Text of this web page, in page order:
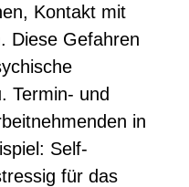
Kontakt mit
Diese Gefahren
Termin- und
in
Self-
für das